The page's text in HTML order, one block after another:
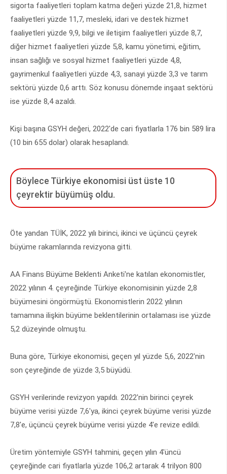
sigorta faaliyetleri toplam katma değeri yüzde 21,8, hizmet
faaliyetleri yüzde 11,7, mesleki, idari ve destek hizmet
faaliyetleri yüzde 9,9, bilgi ve iletişim faaliyetleri yüzde 8,7,
diğer hizmet faaliyetleri yüzde 5,8, kamu yönetimi, eğitim,
insan sağlığı ve sosyal hizmet faaliyetleri yüzde 4,8,
gayrimenkul faaliyetleri yüzde 4,3, sanayi yüzde 3,3 ve tarım
sektörü yüzde 0,6 arttı. Söz konusu dönemde inşaat sektörü
ise yüzde 8,4 azaldı.
Kişi başına GSYH değeri, 2022'de cari fiyatlarla 176 bin 589 lira
(10 bin 655 dolar) olarak hesaplandı.
Böylece Türkiye ekonomisi üst üste 10
çeyrektir büyümüş oldu.
Öte yandan TÜİK, 2022 yılı birinci, ikinci ve üçüncü çeyrek
büyüme rakamlarında revizyona gitti.
AA Finans Büyüme Beklenti Anketi'ne katılan ekonomistler,
2022 yılının 4. çeyreğinde Türkiye ekonomisinin yüzde 2,8
büyümesini öngörmüştü. Ekonomistlerin 2022 yılının
tamamına ilişkin büyüme beklentilerinin ortalaması ise yüzde
5,2 düzeyinde olmuştu.
Buna göre, Türkiye ekonomisi, geçen yıl yüzde 5,6, 2022'nin
son çeyreğinde de yüzde 3,5 büyüdü.
GSYH verilerinde revizyon yapıldı. 2022'nin birinci çeyrek
büyüme verisi yüzde 7,6'ya, ikinci çeyrek büyüme verisi yüzde
7,8'e, üçüncü çeyrek büyüme verisi yüzde 4'e revize edildi.
Üretim yöntemiyle GSYH tahmini, geçen yılın 4'üncü
çeyreğinde cari fiyatlarla yüzde 106,2 artarak 4 trilyon 800